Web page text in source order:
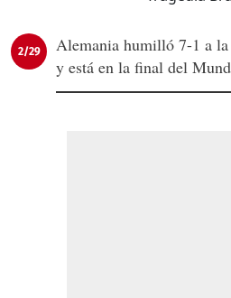
2/29
Alemania humilló 7-1 a
y está en la final del